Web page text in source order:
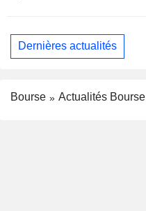
Dernières actualités
Bourse Actualités Bourse